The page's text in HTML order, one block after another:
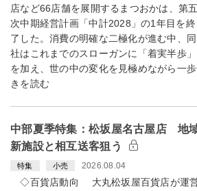
店など66店舗を展開するまつおかは、第五
次中期経営計画「中計2028」の1年目を終
了した。消費の明確な二極化が進む中、同
社はこれまでのスローガンに「着実半歩」
を加え、世の中の変化を見極めながら一
きを読む
中部夏季特集：松坂屋名古屋店 地
新施設と相互送客狙う
特集 小売 2026.08.04
◇百貨店動向 大丸松坂屋百貨店が運